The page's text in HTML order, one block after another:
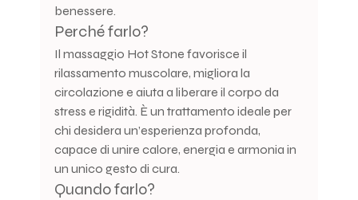
benessere.
Perché farlo?
Il massaggio Hot Stone favorisce il
rilassamento muscolare, migliora la
circolazione e aiuta a liberare il corpo da
stress e rigidità. È un trattamento ideale per
chi desidera un’esperienza profonda,
capace di unire calore, energia e armonia in
un unico gesto di cura.
Quando farlo?